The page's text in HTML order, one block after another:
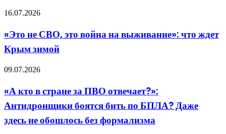
Европу
с
Россией
«Это
СВО,
это
война
выживание»:
Крым
зимой
16.07.2026
«Это не СВО, это война на выживание»: что ждет
Крым зимой
«А
стране
за
отвечает?»:
09.07.2026
«А кто в стране за ПВО отвечает?»:
Антидронщики боятся бить по БПЛА? Даже
здесь не обошлось без формализма